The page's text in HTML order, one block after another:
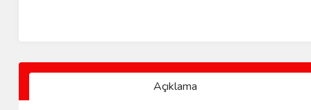
Açıklama